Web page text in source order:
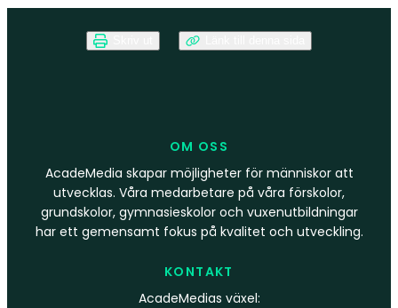
OM OSS
AcadeMedia skapar möjligheter för människor att
utvecklas. Våra medarbetare på våra förskolor,
grundskolor, gymnasieskolor och vuxenutbildningar
har ett gemensamt fokus på kvalitet och utveckling.
KONTAKT
AcadeMedias växel: